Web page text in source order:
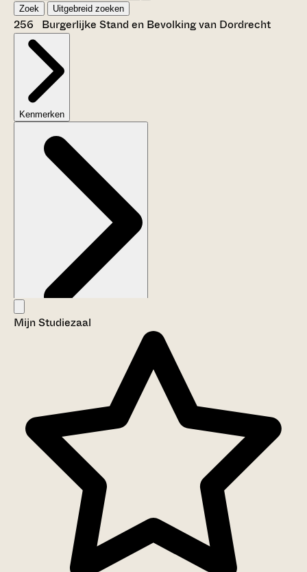
Zoek Uitgebreid zoeken
256 Burgerlijke Stand en Bevolking van Dordrecht
Kenmerken
Aanwijzingen voor de gebruiker
Mijn Studiezaal